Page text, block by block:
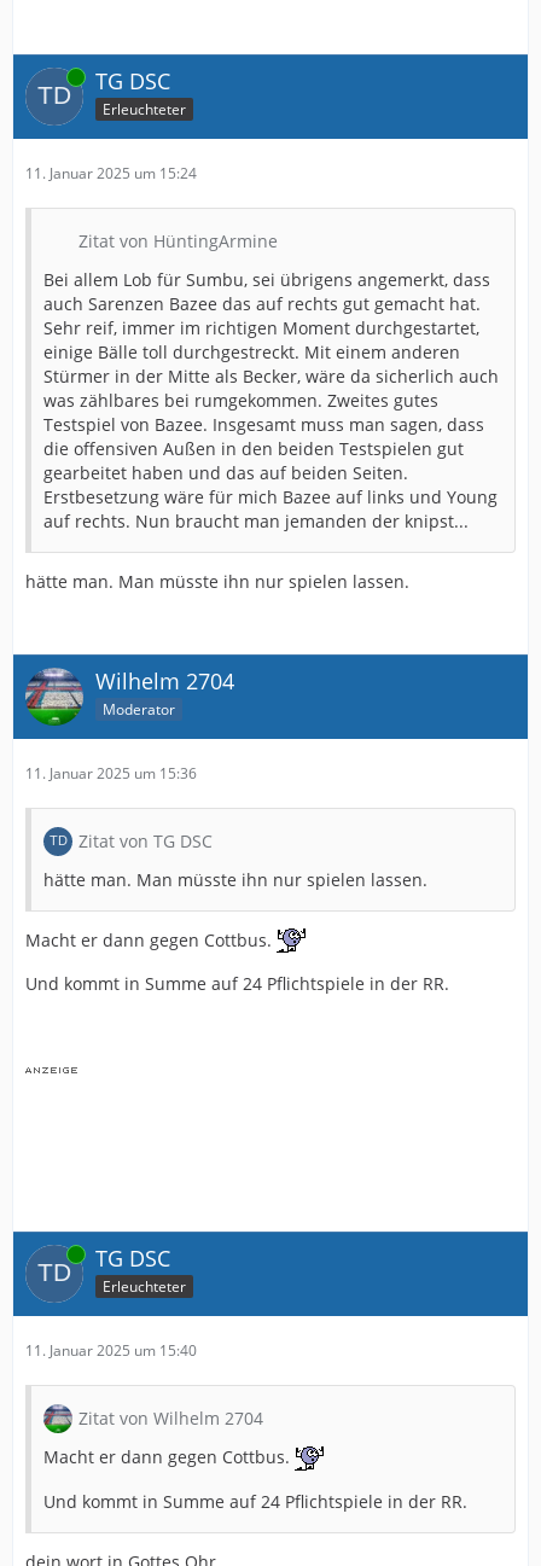
Online TG DSC
Erleuchteter
11. Januar 2025 um 15:24
Zitat von HüntingArmine
Bei allem Lob für Sumbu, sei übrigens angemerkt, dass
auch Sarenzen Bazee das auf rechts gut gemacht hat.
Sehr reif, immer im richtigen Moment durchgestartet,
einige Bälle toll durchgestreckt. Mit einem anderen
Stürmer in der Mitte als Becker, wäre da sicherlich auch
was zählbares bei rumgekommen. Zweites gutes
Testspiel von Bazee. Insgesamt muss man sagen, dass
die offensiven Außen in den beiden Testspielen gut
gearbeitet haben und das auf beiden Seiten.
Erstbesetzung wäre für mich Bazee auf links und Young
auf rechts. Nun braucht man jemanden der knipst...
hätte man. Man müsste ihn nur spielen lassen.
Wilhelm 2704
Moderator
11. Januar 2025 um 15:36
Zitat von TG DSC
hätte man. Man müsste ihn nur spielen lassen.
Macht er dann gegen Cottbus.
Und kommt in Summe auf 24 Pflichtspiele in der RR.
Online TG DSC
Erleuchteter
11. Januar 2025 um 15:40
Zitat von Wilhelm 2704
Macht er dann gegen Cottbus.
Und kommt in Summe auf 24 Pflichtspiele in der RR.
dein wort in Gottes Ohr